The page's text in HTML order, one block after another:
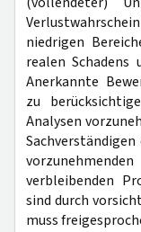
niedrigen
realen
Anerkannte
zu
Analysen
verbleibenden
sind durch
muss